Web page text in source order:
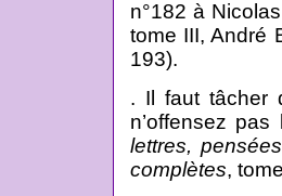
n°182 à
tome III, André
193).
. Il faut tâcher
n’offensez
lettres,
complètes,